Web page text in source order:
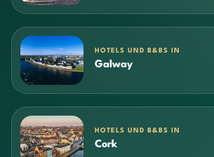
HOTELS UND B&BS IN
Galway
HOTELS UND B&BS IN
Cork